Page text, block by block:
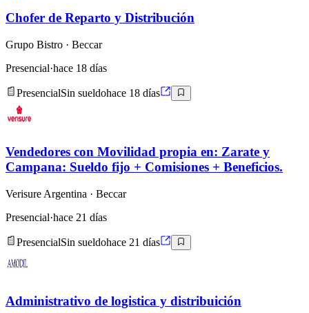
Chofer de Reparto y Distribución
Grupo Bistro · Beccar
Presencial·hace 18 días
PresencialSin sueldohace 18 días
Vendedores con Movilidad propia en: Zarate y
Campana: Sueldo fijo + Comisiones + Beneficios.
Verisure Argentina · Beccar
Presencial·hace 21 días
PresencialSin sueldohace 21 días
Administrativo de logistica y distribuición